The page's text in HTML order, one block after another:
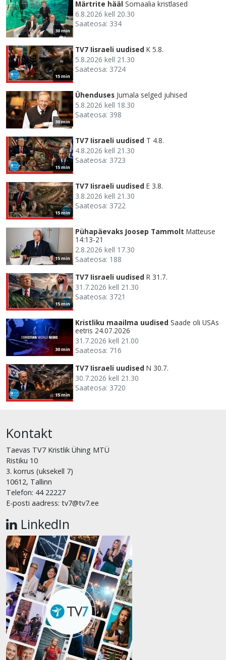
30 min
Märtrite hääl Somaalia kristlased
6.8.2026 kell 20.30
Saateosa: 334
15 min
TV7 Iisraeli uudised K 5.8.
5.8.2026 kell 21.30
Saateosa: 3724
30 min
Ühenduses Jumala selged juhised
5.8.2026 kell 18.30
Saateosa: 398
15 min
TV7 Iisraeli uudised T 4.8.
4.8.2026 kell 21.30
Saateosa: 3723
15 min
TV7 Iisraeli uudised E 3.8.
3.8.2026 kell 21.30
Saateosa: 3722
15 min
Pühapäevaks Joosep Tammolt Matteuse
14:13-21
2.8.2026 kell 17.30
Saateosa: 188
15 min
TV7 Iisraeli uudised R 31.7.
31.7.2026 kell 21.30
Saateosa: 3721
30 min
Kristliku maailma uudised Saade oli USAs
eetris 24.07.2026
31.7.2026 kell 21.00
Saateosa: 716
15 min
TV7 Iisraeli uudised N 30.7.
30.7.2026 kell 21.30
Saateosa: 3720
Kontakt
Taevas TV7 Kristlik Ühing MTÜ
Ristiku 10
3. korrus (uksekell 7)
10612, Tallinn
Telefon: 44 22227
E-posti aadress: tv7@tv7.ee
LinkedIn